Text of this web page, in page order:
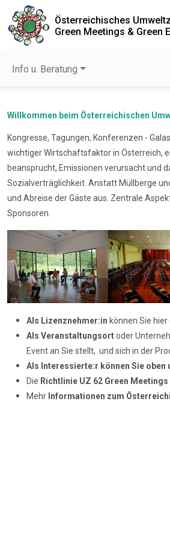
Österreichisches
Green Meetings & Green
Info u. Beratung
Willkommen beim Österreichischen
Kongresse, Tagungen, Konferenzen -
wichtiger Wirtschaftsfaktor in Österreich,
beansprucht, Emissionen verursacht und
Sozialverträglichkeit. Anstatt Müllberge
und Abreise der Gäste aus. Zentrale
Sponsoren.
Als Lizenznehmer:in können Sie
Als Veranstaltungsortoder
Event an Sie stellt, und sich in der
Als Interessierte:r können Sie oben
Die Richtlinie UZ 62 Green
Mehr Informationen zum